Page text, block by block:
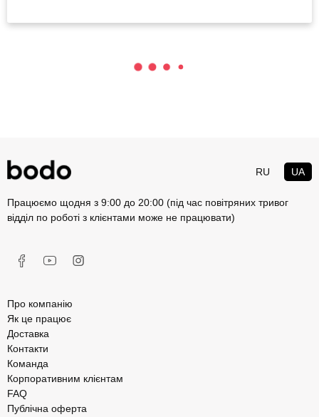
RU UA
Працюємо щодня з 9:00 до 20:00 (під час повітряних тривог
відділ по роботі з клієнтами може не працювати)
Про компанію
Як це працює
Доставка
Контакти
Команда
Корпоративним клієнтам
FAQ
Публічна оферта